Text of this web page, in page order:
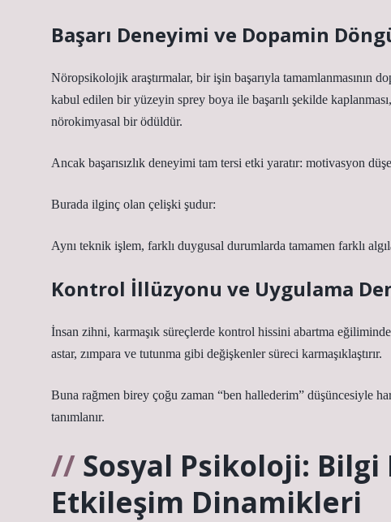
Başarı Deneyimi ve Dopamin
Nöropsikolojik araştırmalar, bir işin başarıyla tamamlanmasının
kabul edilen bir yüzeyin sprey boya ile başarılı şekilde
nörokimyasal bir ödüldür.
Ancak başarısızlık deneyimi tam tersi etki yaratır: motivasyon
Burada ilginç olan çelişki şudur:
Aynı teknik işlem, farklı duygusal durumlarda tamamen farklı
Kontrol İllüzyonu ve Uygulama
İnsan zihni, karmaşık süreçlerde kontrol hissini abartma
astar, zımpara ve tutunma gibi değişkenler süreci karmaşıklaştırır.
Buna rağmen birey çoğu zaman “ben hallederim” düşüncesiyle
tanımlanır.
Sosyal Psikoloji: Bilgi
Etkileşim Dinamikleri